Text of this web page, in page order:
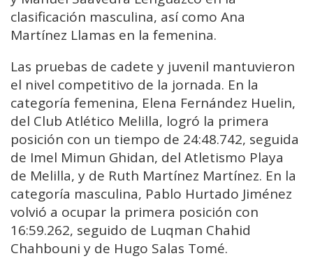
clasificación masculina, así como Ana
Martínez Llamas en la femenina.
Las pruebas de cadete y juvenil mantuvieron
el nivel competitivo de la jornada. En la
categoría femenina, Elena Fernández Huelin,
del Club Atlético Melilla, logró la primera
posición con un tiempo de 24:48.742, seguida
de Imel Mimun Ghidan, del Atletismo Playa
de Melilla, y de Ruth Martínez Martínez. En la
categoría masculina, Pablo Hurtado Jiménez
volvió a ocupar la primera posición con
16:59.262, seguido de Luqman Chahid
Chahbouni y de Hugo Salas Tomé.